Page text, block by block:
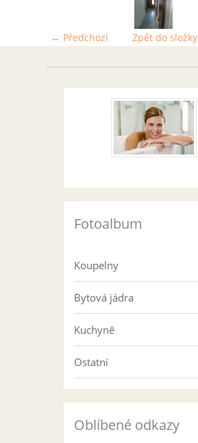
← Předchozí Zpět do složky
Fotoalbum
Koupelny
Bytová jádra
Kuchyně
Ostatní
Oblíbené odkazy